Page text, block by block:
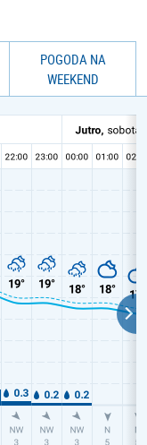
POGODA NA
WEEKEND